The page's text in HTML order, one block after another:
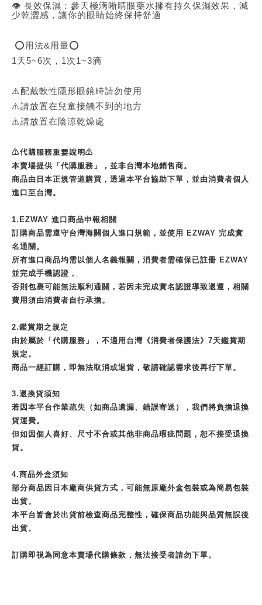
👁️ 長效保濕：參天極滴晰睛眼藥水擁有持久保濕效果，減
少乾澀感，讓你的眼睛始終保持舒適
⭕用法&用量⭕
1天5~6次，1次1~3滴
⚠️配戴軟性隱形眼鏡時請勿使用
⚠️請放置在兒童接觸不到的地方
⚠️請放置在陰涼乾燥處
⚠️代購服務重要說明⚠️
本賣場提供「代購服務」，並非台灣本地銷售商。
商品由日本正規管道購買，透過本平台協助下單，並由消費者個人
進口至台灣。
1.EZWAY 進口商品申報相關
訂購商品需遵守台灣海關個人進口規範，並使用 EZWAY 完成實
名通關。
所有進口商品均需以個人名義報關，消費者需確保已註冊 EZWAY
並完成手機認證，
否則包裹可能無法順利通關，若因未完成實名認證導致退運，相關
費用須由消費者自行承擔。
2.鑑賞期之規定
由於屬於「代購服務」，不適用台灣《消費者保護法》7天鑑賞期
規定。
商品一經訂購，即無法取消或退貨，敬請確認需求後再行下單。
3.退換貨須知
若因本平台作業疏失（如商品遺漏、錯誤寄送），我們將負擔退換
貨運費。
但如因個人喜好、尺寸不合或其他非商品瑕疵問題，恕不接受退換
貨。
4.商品外盒須知
部分商品因日本廠商供貨方式，可能無原廠外盒包裝或為簡易包裝
出貨。
本平台皆會於出貨前檢查商品完整性，確保商品功能與品質無誤後
出貨。
訂購即視為同意本賣場代購條款，無法接受者請勿下單。